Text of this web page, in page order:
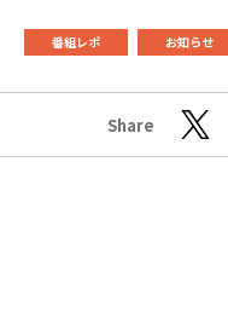
番組レポ お知らせ
Share